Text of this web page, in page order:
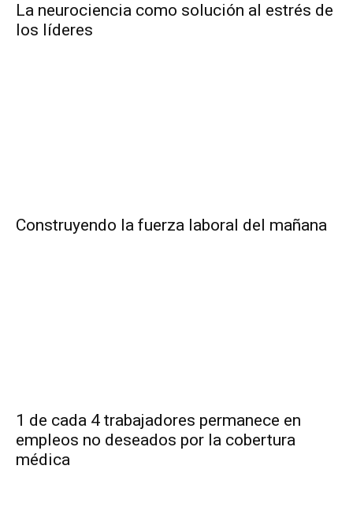
La neurociencia como solución al estrés de
los líderes
Construyendo la fuerza laboral del mañana
1 de cada 4 trabajadores permanece en
empleos no deseados por la cobertura
médica